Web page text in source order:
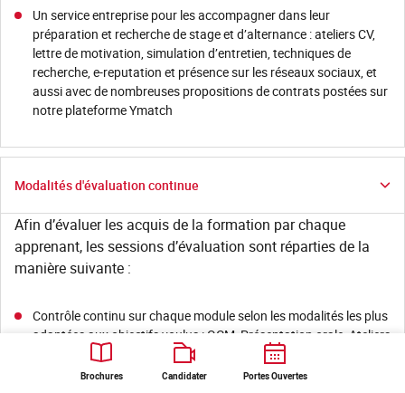
Brochures Candidater Portes Ouvertes
Un service entreprise pour les accompagner dans leur
préparation et recherche de stage et d’alternance : ateliers CV,
lettre de motivation, simulation d’entretien, techniques de
recherche, e-reputation et présence sur les réseaux sociaux, et
aussi avec de nombreuses propositions de contrats postées sur
notre plateforme Ymatch
Modalités d'évaluation continue
Afin d’évaluer les acquis de la formation par chaque
apprenant, les sessions d’évaluation sont réparties de la
manière suivante :
Contrôle continu sur chaque module selon les modalités les plus
adaptées aux objectifs voulus : QCM, Présentation orale, Ateliers
pratiques, Etudes de cas, Exercices, Mises en situations…
Présentations de projets à l'écrit ou à l'oral